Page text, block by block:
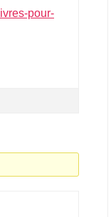
pour-